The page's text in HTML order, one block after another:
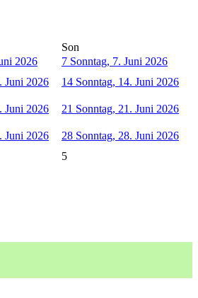
Son
2026 7 Sonntag, 7. Juni 2026
Juni 2026 14 Sonntag, 14. Juni 2026
Juni 2026 21 Sonntag, 21. Juni 2026
Juni 2026 28 Sonntag, 28. Juni 2026
5